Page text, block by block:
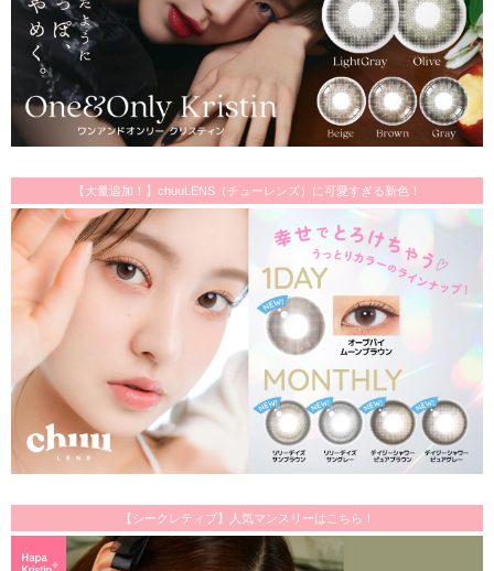
【大量追加！】chuuLENS（チューレンズ）に可愛すぎる新色！
【シークレティブ】人気マンスリーはこちら！